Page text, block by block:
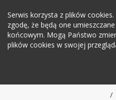
Serwis korzysta z plików
zgodę, że będą one
końcowym. Mogą Państwo
plików cookies w swojej
/